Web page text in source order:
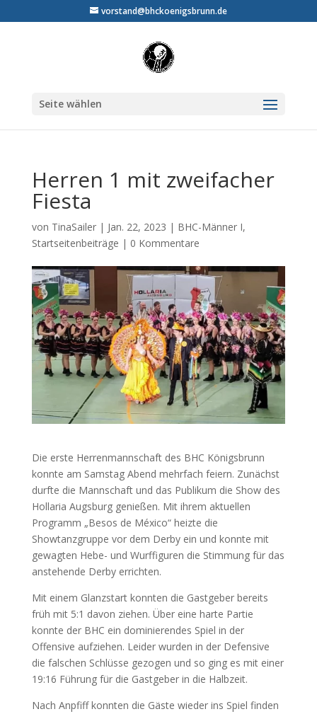
vorstand@bhckoenigsbrunn.de
Seite wählen
Herren 1 mit zweifacher
Fiesta
von TinaSailer| Jan. 22, 2023 | BHC-Männer I,
Startseitenbeiträge | 0 Kommentare
Die erste Herrenmannschaft des BHC Königsbrunn
konnte am Samstag Abend mehrfach feiern. Zunächst
durfte die Mannschaft und das Publikum die Show des
Hollaria Augsburg genießen. Mit ihrem aktuellen
Programm „Besos de México“ heizte die
Showtanzgruppe vor dem Derby ein und konnte mit
gewagten Hebe- und Wurffiguren die Stimmung für das
anstehende Derby errichten.
Mit einem Glanzstart konnten die Gastgeber bereits
früh mit 5:1 davon ziehen. Über eine harte Partie
konnte der BHC ein dominierendes Spiel in der
Offensive aufziehen. Leider wurden in der Defensive
die falschen Schlüsse gezogen und so ging es mit einer
19:16 Führung für die Gastgeber in die Halbzeit.
Nach Anpfiff konnten die Gäste wieder ins Spiel finden